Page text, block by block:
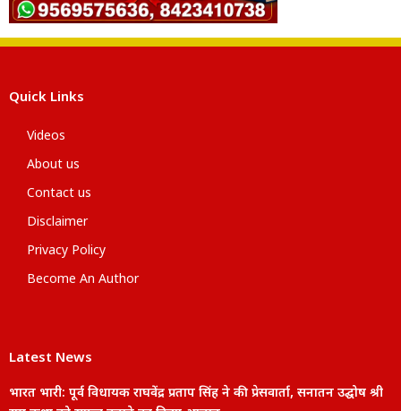
Quick Links
Videos
About us
Contact us
Disclaimer
Privacy Policy
Become An Author
Latest News
भारत भारी: पूर्व विधायक राघवेंद्र प्रताप सिंह ने की प्रेसवार्ता, सनातन उद्घोष श्री